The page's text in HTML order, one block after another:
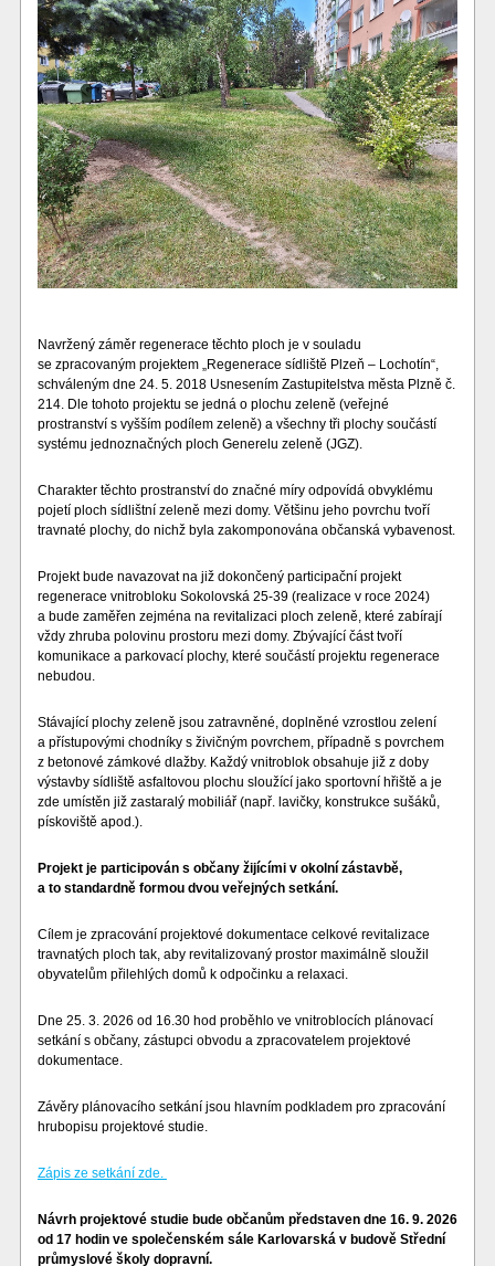
Navržený záměr regenerace těchto ploch je v souladu
se zpracovaným projektem „Regenerace sídliště Plzeň – Lochotín“,
schváleným dne 24. 5. 2018 Usnesením Zastupitelstva města Plzně č.
214. Dle tohoto projektu se jedná o plochu zeleně (veřejné
prostranství s vyšším podílem zeleně) a všechny tři plochy součástí
systému jednoznačných ploch Generelu zeleně (JGZ).
Charakter těchto prostranství do značné míry odpovídá obvyklému
pojetí ploch sídlištní zeleně mezi domy. Většinu jeho povrchu tvoří
travnaté plochy, do nichž byla zakomponována občanská vybavenost.
Projekt bude navazovat na již dokončený participační projekt
regenerace vnitrobloku Sokolovská 25-39 (realizace v roce 2024)
a bude zaměřen zejména na revitalizaci ploch zeleně, které zabírají
vždy zhruba polovinu prostoru mezi domy. Zbývající část tvoří
komunikace a parkovací plochy, které součástí projektu regenerace
nebudou.
Stávající plochy zeleně jsou zatravněné, doplněné vzrostlou zelení
a přístupovými chodníky s živičným povrchem, případně s povrchem
z betonové zámkové dlažby. Každý vnitroblok obsahuje již z doby
výstavby sídliště asfaltovou plochu sloužící jako sportovní hřiště a je
zde umístěn již zastaralý mobiliář (např. lavičky, konstrukce sušáků,
pískoviště apod.).
Projekt je participován s občany žijícími v okolní zástavbě,
a to standardně formou dvou veřejných setkání.
Cílem je zpracování projektové dokumentace celkové revitalizace
travnatých ploch tak, aby revitalizovaný prostor maximálně sloužil
obyvatelům přilehlých domů k odpočinku a relaxaci.
Dne 25. 3. 2026 od 16.30 hod proběhlo ve vnitroblocích plánovací
setkání s občany, zástupci obvodu a zpracovatelem projektové
dokumentace.
Závěry plánovacího setkání jsou hlavním podkladem pro zpracování
hrubopisu projektové studie.
Zápis ze setkání zde.
Návrh projektové studie bude občanům představen dne 16. 9. 2026
od 17 hodin ve společenském sále Karlovarská v budově Střední
průmyslové školy dopravní.